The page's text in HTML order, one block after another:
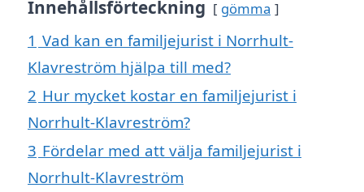
Innehållsförteckning gömma
1 Vad kan en familjejurist i Norrhult-
Klavreström hjälpa till med?
2 Hur mycket kostar en familjejurist i
Norrhult-Klavreström?
3 Fördelar med att välja familjejurist i
Norrhult-Klavreström